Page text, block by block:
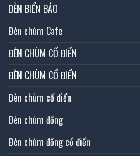
ĐÈN BIỂN BÁO
Đèn chùm Cafe
ĐÈN CHÙM CỔ ĐIỂN
ĐÈN CHÙM CỔ ĐIỂN
Đèn chùm cổ điển
Đèn chùm đồng
Đèn chùm đồng cổ điển